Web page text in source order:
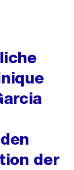
der